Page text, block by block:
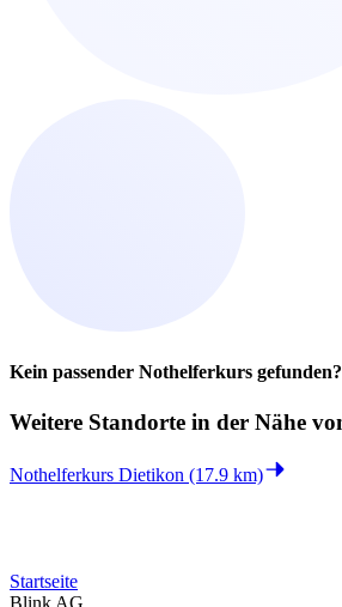
Kein passender Nothelferkurs gefunden?
Weitere Standorte in der Nähe
Nothelferkurs Dietikon (17.9 km)
Startseite
Blink AG